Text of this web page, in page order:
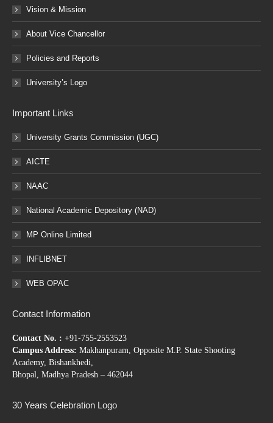
Vision & Mission
About Vice Chancellor
Policies and Reports
University’s Logo
Important Links
University Grants Commission (UGC)
AICTE
NAAC
National Academic Depository (NAD)
MP Online Limited
INFLIBNET
WEB OPAC
Contact Information
Contact No. : +91-755-2553523
Campus Address: Makhanpuram, Opposite M.P. State Shooting
Academy, Bishankhedi,
Bhopal, Madhya Pradesh – 462044
30 Years Celebration Logo